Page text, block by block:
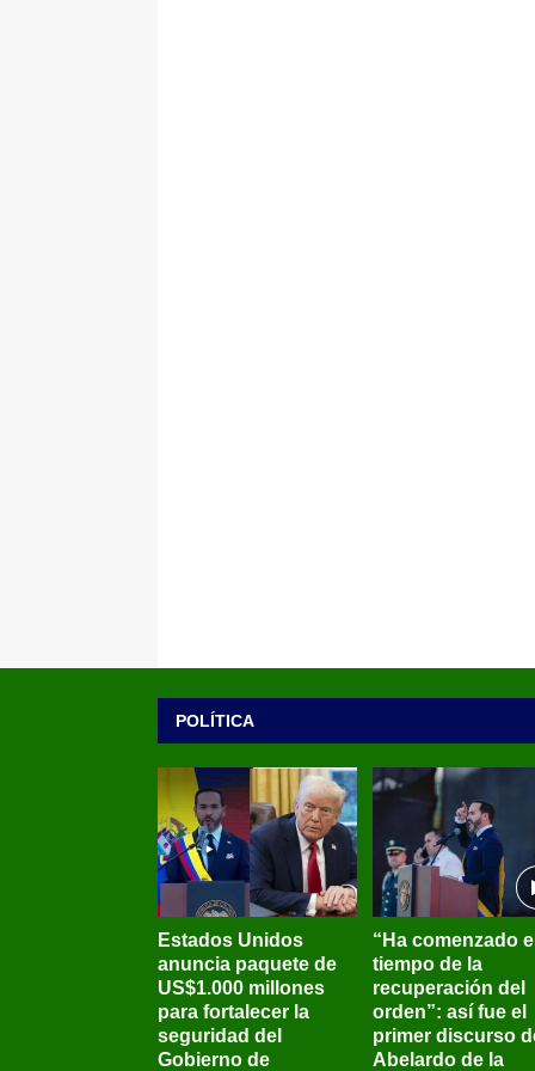
POLÍTICA
Estados Unidos
anuncia paquete de
US$1.000 millones
para fortalecer la
seguridad del
Gobierno de
“Ha comenzado el
tiempo de la
recuperación del
orden”: así fue el
primer discurso
Abelardo de la